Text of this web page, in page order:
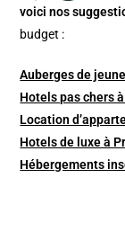
voici nos
budget :
Auberges de
Hotels pas chers
Location
Hotels de luxe à
Hébergements